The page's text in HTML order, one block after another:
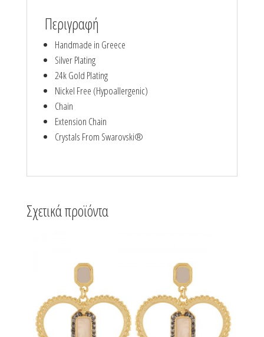
Περιγραφή
Handmade in Greece
Silver Plating
24k Gold Plating
Nickel Free (Hypoallergenic)
Chain
Extension Chain
Crystals From Swarovski®
Σχετικά προϊόντα